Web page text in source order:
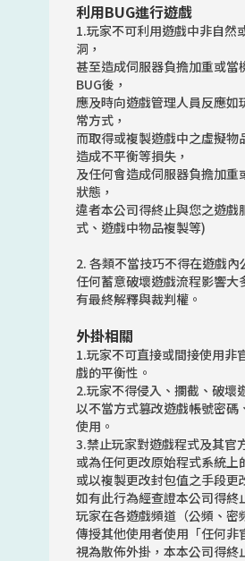
利用BUG進行遊戲
1.玩家不可利用遊戲中非自然
洞，
甚至造成伺服器負擔加重或
BUG後，
應及時向遊戲管理人員反應
常方式，
而取得或複製遊戲中之虛擬
造成不平衡等損失，
及任何會造成伺服器負擔加
狀態，
違者本公司得終止與您之遊
式、遊戲中物品複製等)
2. 各類不當技巧不得在遊戲
任何蓄意破壞遊戲流程影響
有最終解釋與裁判權。
外掛相關
1.玩家不可直接或間接使用非
戲的平衡性。
2.玩家不得侵入、攔截、破壞
以不當方式篡改遊戲帳號密
使用。
3.禁止玩家對遊戲程式及其官
或為任何更改原始程式系統
或以複製更改封包值之手段
如有此行為經查證本公司得
玩家在各遊戲頻道（公頻、
傳授其他使用者使用「任何
視為散佈外掛，本本公司得